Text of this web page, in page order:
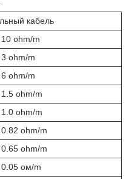
кабель
10 ohm/m
3 ohm/m
6 ohm/m
1.5 ohm/m
1.0 ohm/m
0.82 ohm/m
0.65 ohm/m
0.05 ом/m